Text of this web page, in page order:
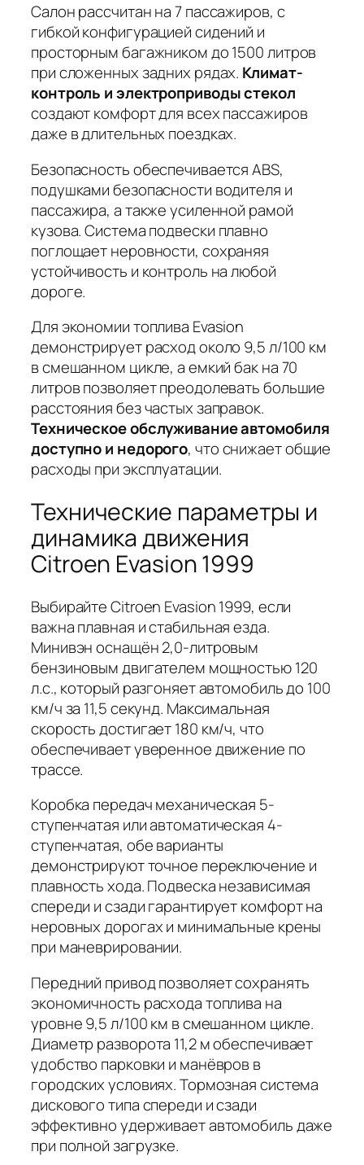
Салон рассчитан на 7 пассажиров, с
гибкой конфигурацией сидений и
просторным багажником до 1500 литров
при сложенных задних рядах. Климат-
контроль и электроприводы стекол
создают комфорт для всех пассажиров
даже в длительных поездках.
Безопасность обеспечивается ABS,
подушками безопасности водителя и
пассажира, а также усиленной рамой
кузова.Система подвески плавно
поглощает неровности, сохраняя
устойчивость и контроль на любой
дороге.
Для экономии топлива Evasion
демонстрирует расход около 9,5 л/100 км
в смешанном цикле, а емкий бак на 70
литров позволяет преодолевать большие
расстояния без частых заправок.
Техническое обслуживание автомобиля
доступно и недорого, что снижает общие
расходы при эксплуатации.
Технические параметры и
динамика движения
Citroen Evasion 1999
Выбирайте Citroen Evasion 1999, если
важна плавная и стабильная езда.
Минивэн оснащён 2,0-литровым
бензиновым двигателем мощностью 120
л.с., который разгоняет автомобиль до 100
км/ч за 11,5 секунд. Максимальная
скорость достигает 180 км/ч, что
обеспечивает уверенное движение по
трассе.
Коробка передач механическая 5-
ступенчатая или автоматическая 4-
ступенчатая, обе варианты
демонстрируют точное переключение и
плавность хода. Подвеска независимая
спереди и сзади гарантирует комфорт на
неровных дорогах и минимальные крены
при маневрировании.
Передний привод позволяет сохранять
экономичность расхода топлива на
уровне 9,5 л/100 км в смешанном цикле.
Диаметр разворота 11,2 м обеспечивает
удобство парковки и манёвров в
городских условиях. Тормозная система
дискового типа спереди и сзади
эффективно удерживает автомобиль даже
при полной загрузке.